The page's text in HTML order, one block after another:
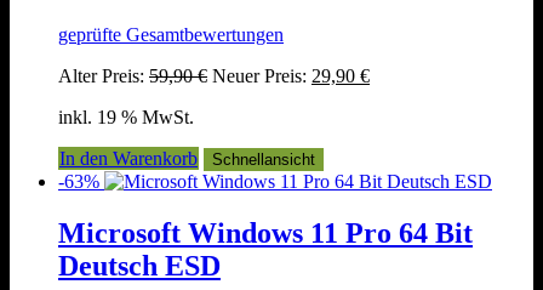
geprüfte Gesamtbewertungen
Alter Preis: 59,90€ Ursprünglicher
Neuer Preis: 29,90 €Aktueller
inkl. 19 % MwSt.
In den Warenkorb
Schnellansicht
-63%
Microsoft Windows 11 Pro 64 Bit
Deutsch ESD